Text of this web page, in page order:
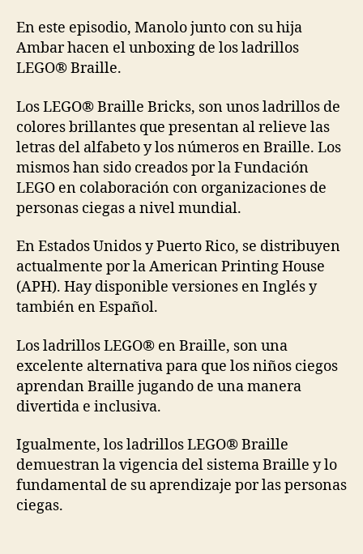
En este episodio, Manolo junto con su hija
Ambar hacen el unboxing de los ladrillos
LEGO® Braille.
Los LEGO® Braille Bricks, son unos ladrillos de
colores brillantes que presentan al relieve las
letras del alfabeto y los números en Braille. Los
mismos han sido creados por la Fundación
LEGO en colaboración con organizaciones de
personas ciegas a nivel mundial.
En Estados Unidos y Puerto Rico, se distribuyen
actualmente por la American Printing House
(APH). Hay disponible versiones en Inglés y
también en Español.
Los ladrillos LEGO® en Braille, son una
excelente alternativa para que los niños ciegos
aprendan Braille jugando de una manera
divertida e inclusiva.
Igualmente, los ladrillos LEGO® Braille
demuestran la vigencia del sistema Braille y lo
fundamental de su aprendizaje por las personas
ciegas.